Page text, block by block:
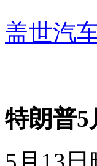
盖世汽
特朗普5